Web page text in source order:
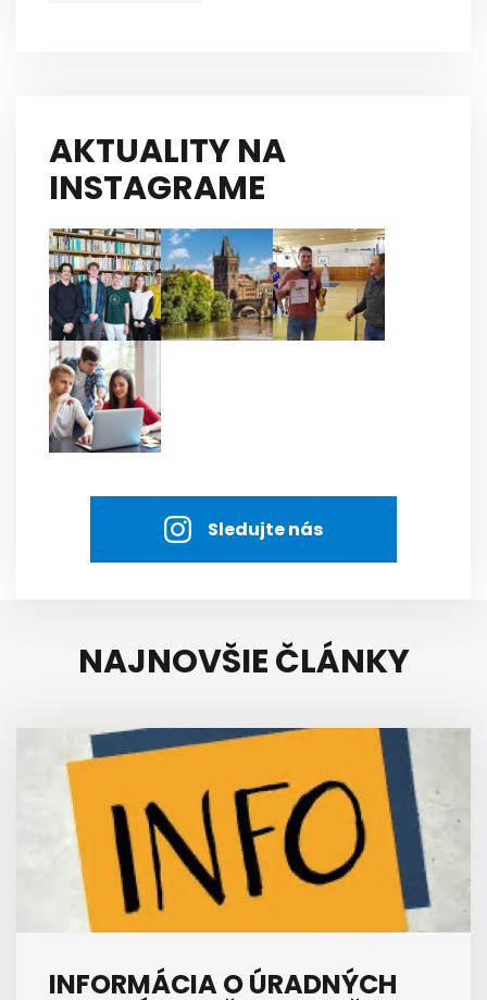
AKTUALITY NA
INSTAGRAME
Sledujte nás
NAJNOVŠIE ČLÁNKY
INFORMÁCIA O ÚRADNÝCH